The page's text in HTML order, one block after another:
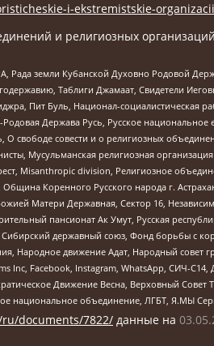
i-ekstremistskie-
и религиозных
Рада земли Кубанской Духовно Родовой
Таблиги Джамаат, Свидетели
Пит Буль, Национал-социалистическая
Держава Русь, Русское
свободе совести и о религиозных
Мусульманская религиозная
Misanthropic division, Религиозное
Коренного Русского народа г.
Матери Державная, Сектор 16,
пансионат Ак Умут, Русская
державный союз, Фонд борьбы с
Народное движение Адат, Народный совет
Inc, Facebook, Instagram, WhatsApp, СИЧ-
Движение Весна, Верховный Совет
национальное объединение, ЛГБТ, Я.МЫ
documents/7822/ данные на